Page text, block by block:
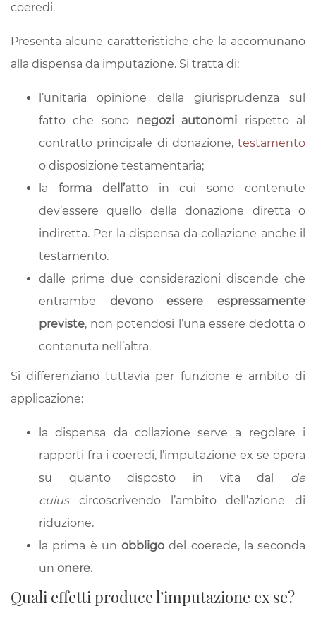
coeredi.
Presenta alcune caratteristiche che la accomunano
alla dispensa da imputazione. Si tratta di:
l’unitaria opinione della giurisprudenza sul
fatto che sono negozi autonomi rispetto al
contratto principale di donazione,testamento
o disposizione testamentaria;
la forma dell’attoin cui sono contenute
dev’essere quello della donazione diretta o
indiretta. Per la dispensa da collazione anche il
testamento.
dalle prime due considerazioni discende che
entrambe devono essere espressamente
previste, non potendosi l’una essere dedotta o
contenuta nell’altra.
Si differenziano tuttavia per funzione e ambito di
applicazione:
la dispensa da collazione serve a regolare i
rapporti fra i coeredi, l’imputazione ex se opera
su quanto disposto in vita dal de
cuiuscircoscrivendo l’ambito dell’azione di
riduzione.
la prima è un obbligo del coerede, la seconda
un onere.
Quali effetti produce l’imputazione ex se?